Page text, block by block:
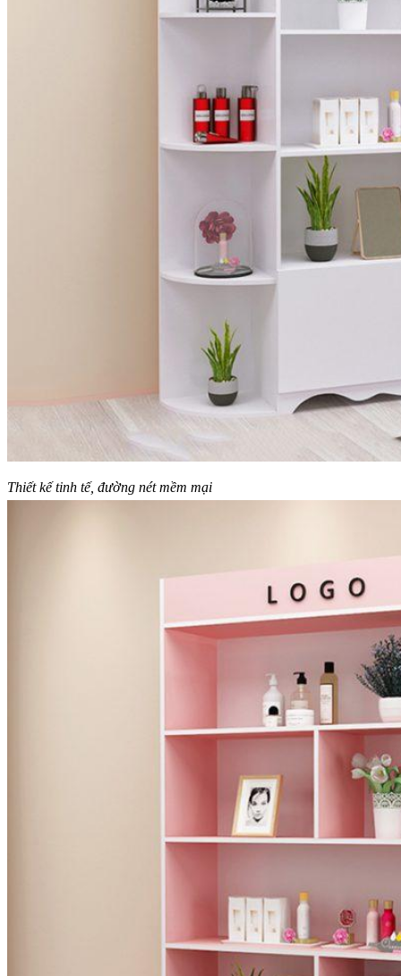
Thiết kế tinh tế, đường nét mềm mại